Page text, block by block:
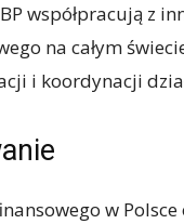
współpracują z
na całym
i koordynacji
w